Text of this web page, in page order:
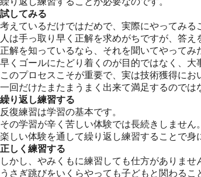
試してみる
考えているだけではだめで、実際にやってみる
人は手っ取り早く正解を求めがちですが、答
正解を知っているなら、それを聞いてやってみ
早くゴールにたどり着くのが目的ではなく、大
このプロセスこそが重要で、実は技術獲得にお
一回だけたまたまうまく出来て満足するのでは
繰り返し練習する
反復練習は学習の基本です。
その学習が辛く苦しい体験では長続きしません。
楽しい体験を通して繰り返し練習することで身
正しく練習する
しかし、やみくもに練習しても仕方がありませ
うさぎ跳びをいくらやっても子どもと関わるこ